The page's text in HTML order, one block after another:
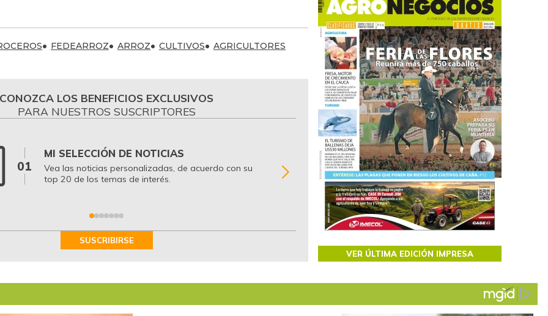
FEDEARROZ ARROZ CULTIVOS AGRICULTORES
CONOZCA LOS BENEFICIOS EXCLUSIVOS
PARA NUESTROS SUSCRIPTORES
01
MI SELECCIÓN DE NOTICIAS
Vea las noticias personalizadas, de acuerdo con su
top 20 de los temas de interés.
02
BITÁCORA EMPRESARIAL 10.000 LR
Recopilación clasificada por sectores
regiones del comportamiento general y
de las 10.000 primeras empresas en ventas
Colombia.
SUSCRIBIRSE
VER ÚLTIMA EDICIÓN IMPRESA